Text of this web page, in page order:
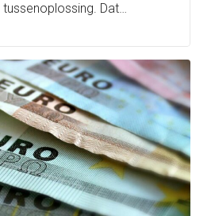
tussenoplossing. Dat…